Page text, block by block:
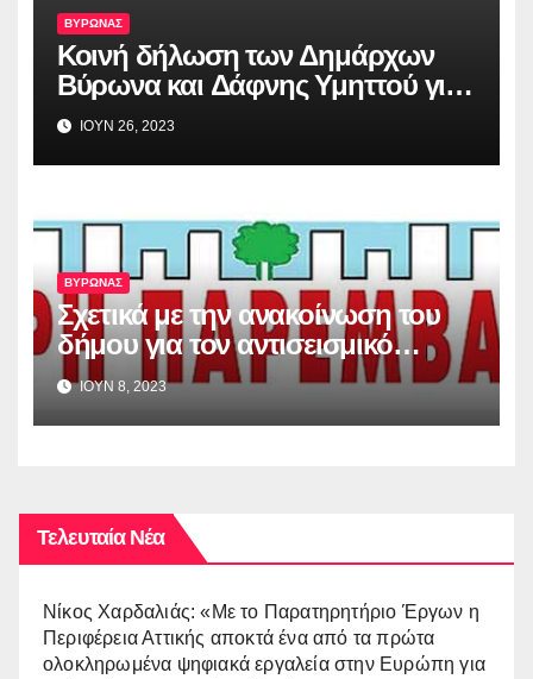
ΒΥΡΩΝΑΣ
Κοινή δήλωση των Δημάρχων
Βύρωνα και Δάφνης Υμηττού για
την απόφαση του Αρείου Πάγου,
ΙΟΥΝ 26, 2023
ΒΥΡΩΝΑΣ
Σχετικά με την ανακοίνωση του
δήμου για τον αντισεισμικό
έλεγχο των σχολικών κτιρίων
ΙΟΥΝ 8, 2023
Τελευταία Νέα
Νίκος Χαρδαλιάς: «Με το Παρατηρητήριο Έργων η
Περιφέρεια Αττικής αποκτά ένα από τα πρώτα
ολοκληρωμένα ψηφιακά εργαλεία στην Ευρώπη για